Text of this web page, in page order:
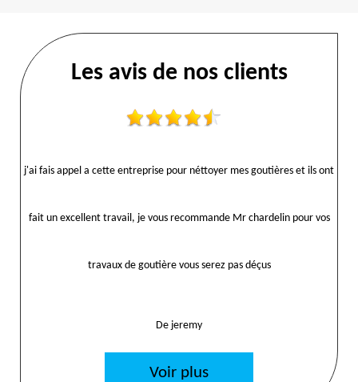
Les avis de nos clients
j'ai fais appel a cette entreprise pour néttoyer mes goutières et ils ont
fait un excellent travail, je vous recommande Mr chardelin pour vos
travaux de goutière vous serez pas déçus
De jeremy
Voir plus